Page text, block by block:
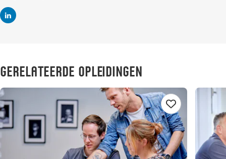
Gerelateerde opleidingen